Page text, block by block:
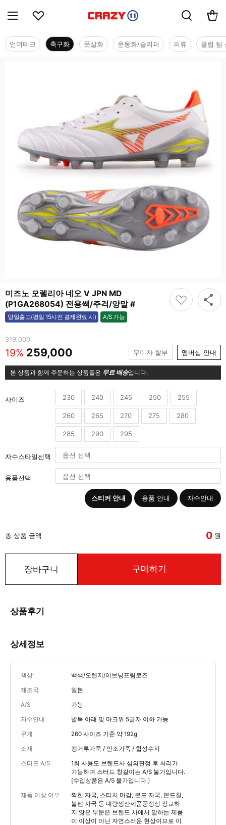
언더테크 축구화 풋살화 운동화/슬리퍼 의류 클럽 팀
미즈노 모렐리아 네오 V JPN MD
(P1GA268054) 전용쌕/주걱/양말 #
당일출고(평일 15시전 결제완료 시) A/S 가능
가능
319,000
19% 259,000 무이자 할부 맴버십 안내
본 상품과 함께 주문하는 상품들은 무료 배송입니다.
사이즈 230 240 245 250 255
260 265 270 275 280
285 290 295
자수스타일선택
용품선택
스티커 안내 용품 안내 자수안내
총 상품 금액 0 원
장바구니 구매하기
상품후기
상세정보
색상 백색/오렌지/이브닝프림로즈
제조국 일본
A/S 가능
자수안내 발목 아래 및 마크위 5글자 이하 가능
무게 260 사이즈 기준 약 192g
소재 캥거루가죽 / 인조가죽 / 합성수지
스터드 A/S
1회 사용도 브랜드사 심의판정 후 처리가
가능하며 스터드 창갈이는 A/S 불가입니다.
[수입상품은 A/S 불가입니다.]
제품 이상 여부
찍힌 자국, 스티치 마감, 본드 자국, 본드칠,
볼펜 자국 등 대량생산제품공정상 정교하
지 않은 부분은 브랜드 사에서 말하는 제품
이 이상이 아닌 자연스러운 현상이므로 이